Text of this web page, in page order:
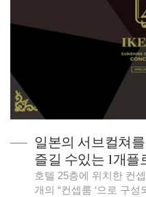
일본의 서브컬쳐
즐길 수있는 1개플
“IKEPRI 25″이
호텔 25층에 위치한 컨
개의 “컨셉룸 ‘으로 구